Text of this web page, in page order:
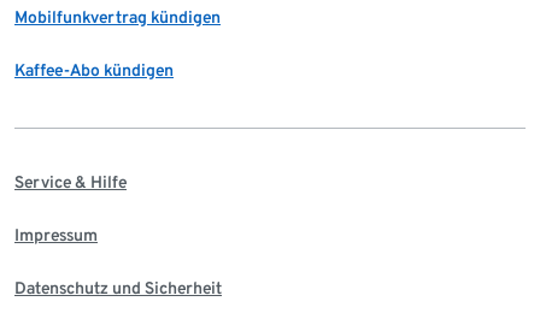
Mobilfunkvertrag kündigen
Kaffee-Abo kündigen
Service & Hilfe
Impressum
Datenschutz und Sicherheit